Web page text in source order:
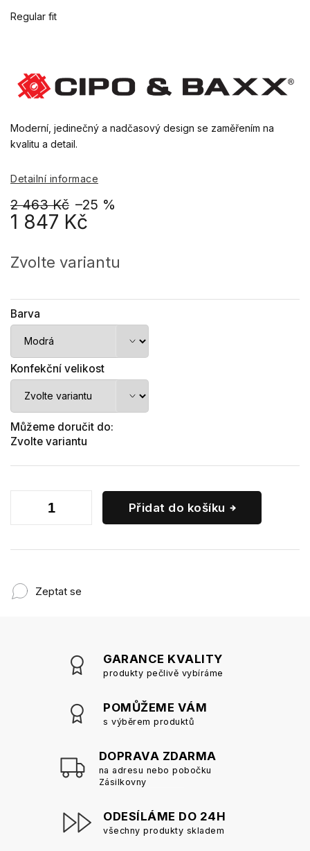
2 463 Kč –25 %
1 847 Kč
cena:
Zvolte variantu
Barva
Konfekční velikost
Můžeme doručit do:
Zvolte variantu
Přidat do košíku
Regular fit
Moderní, jedinečný a nadčasový design se zaměřením na
kvalitu a detail.
Detailní informace
Zeptat se
GARANCE KVALITY
produkty pečlivě vybíráme
POMŮŽEME VÁM
s výběrem produktů
DOPRAVA ZDARMA
na adresu nebo pobočku
Zásilkovny
ODESÍLÁME DO 24H
všechny produkty skladem